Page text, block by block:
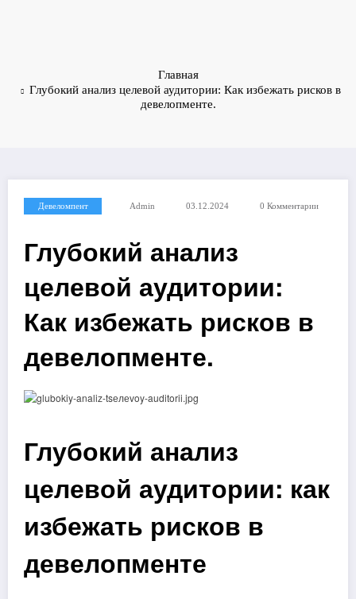
Главная
Глубокий анализ целевой аудитории: Как избежать рисков в
девелопменте.
Девеломпент Admin 03.12.2024 0 Комментарии
Глубокий анализ
целевой аудитории:
Как избежать рисков в
девелопменте.
Глубокий анализ
целевой аудитории: как
избежать рисков в
девелопменте